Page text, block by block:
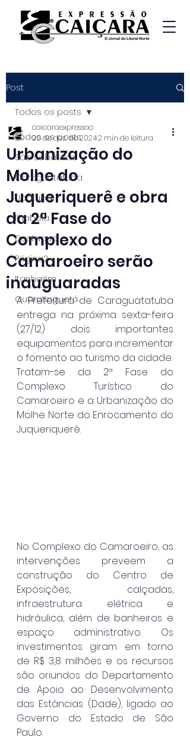
Post
Todos os posts
São Sebastião
Caraguatatuba
Ubatuba
Ilhabela
Destaque
Página2
Itanhaém
Guaratinguetá
Todos os posts
Urbanização do
Molhe do
Juqueriquerê e obra
da 2ª Fase do
Complexo do
Camaroeiro serão
inauguaradas
caicaraexpressao
20 de dez. de 20242 min de leitura
A Prefeitura de Caraguatatuba
entrega na próxima sexta-feira
(27/12) dois importantes
equipamentos para incrementar
o fomento ao turismo da cidade.
Tratam-se da 2ª Fase do
Complexo Turístico do
Camaroeiro e a Urbanização do
Molhe Norte do Enrocamento do
Juqueriquerê.
No Complexo do Camaroeiro, as
intervenções preveem a
construção do Centro de
Exposições, calçadas,
infraestrutura elétrica e
hidráulica, além de banheiros e
espaço administrativo. Os
investimentos giram em torno
de R$ 3,8 milhões e os recursos
são oriundos do Departamento
de Apoio ao Desenvolvimento
das Estâncias (Dade), ligado ao
Governo do Estado de São
Paulo.